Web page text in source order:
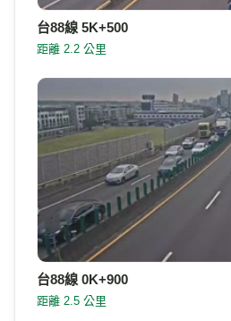
台88線 5K+500
距離 2.2 公里
台88線 0K+900
距離 2.5 公里